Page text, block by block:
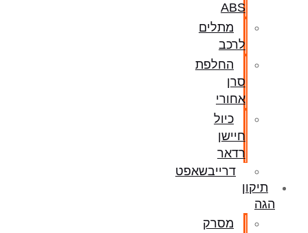
ABS
מתלים
לרכב
החלפת
סרן
אחורי
כיול
חיישן
רדאר
דרייבשאפט
תיקון
הגה
מסרק